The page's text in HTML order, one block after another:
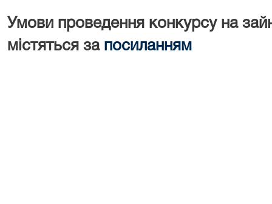
Умови проведення конкурсу на
містяться за посиланням